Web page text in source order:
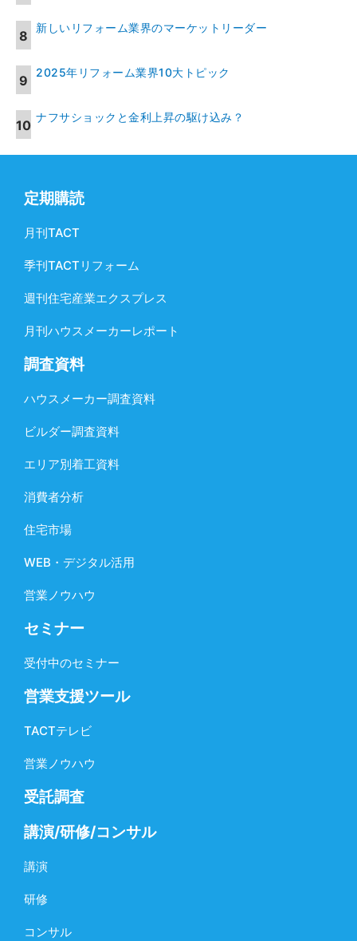
新しいリフォーム業界のマーケットリーダー
2025年リフォーム業界10大トピック
ナフサショックと金利上昇の駆け込み？
定期購読
月刊TACT
季刊TACTリフォーム
週刊住宅産業エクスプレス
月刊ハウスメーカーレポート
調査資料
ハウスメーカー調査資料
ビルダー調査資料
エリア別着工資料
消費者分析
住宅市場
WEB・デジタル活用
営業ノウハウ
セミナー
受付中のセミナー
営業支援ツール
TACTテレビ
営業ノウハウ
受託調査
講演/研修/コンサル
講演
研修
コンサル